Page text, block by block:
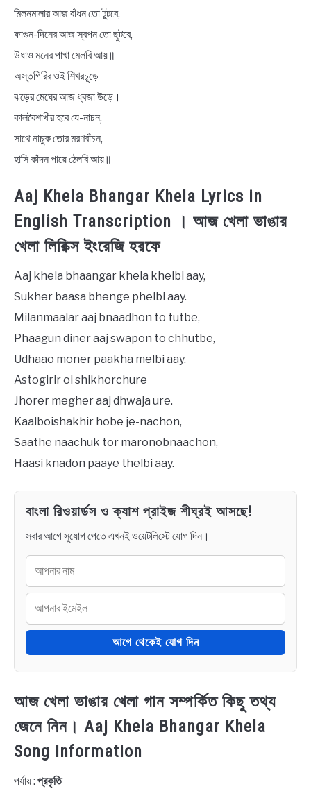
মিলনমালার আজ বাঁধন তো টুটবে,
ফাগুন-দিনের আজ স্বপন তো ছুটবে,
উধাও মনের পাখা মেলবি আয়॥
অস্তগিরির ওই শিখরচূড়ে
ঝড়ের মেঘের আজ ধ্বজা উড়ে।
কালবৈশাখীর হবে যে-নাচন,
সাথে নাচুক তোর মরণবাঁচন,
হাসি কাঁদন পায়ে ঠেলবি আয়॥
Aaj Khela Bhangar Khela Lyrics in
English Transcription । আজ খেলা ভাঙার
খেলা লিরিক্স ইংরেজি হরফে
Aaj khela bhaangar khela khelbi aay,
Sukher baasa bhenge phelbi aay.
Milanmaalar aaj bnaadhon to tutbe,
Phaagun diner aaj swapon to chhutbe,
Udhaao moner paakha melbi aay.
Astogirir oi shikhorchure
Jhorer megher aaj dhwaja ure.
Kaalboishakhir hobe je-nachon,
Saathe naachuk tor maronobnaachon,
Haasi knadon paaye thelbi aay.
বাংলা রিওয়ার্ডস ও ক্যাশ প্রাইজ শীঘ্রই আসছে!
সবার আগে সুযোগ পেতে এখনই ওয়েটলিস্টে যোগ দিন।
আগে থেকেই যোগ দিন
আজ খেলা ভাঙার খেলা গান সম্পর্কিত কিছু তথ্য
জেনে নিন। Aaj Khela Bhangar Khela
Song Information
পর্যায় : প্রকৃতি